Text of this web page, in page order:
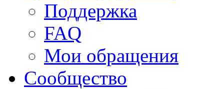
Поддержка
FAQ
Мои обращения
Сообщество